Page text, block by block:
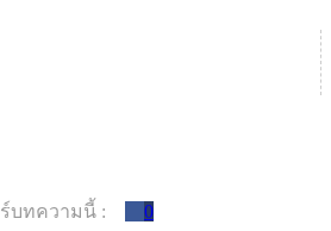
บทความนี้ : 0